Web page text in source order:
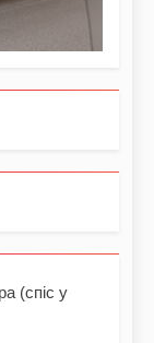
(спіс у